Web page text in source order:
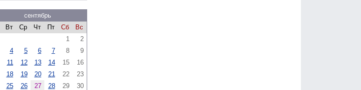
сентябрь
Вт Ср Чт Пт Сб
Вс
1
2
4 5 6 7 8
9
11 12 13 14 15
16
18 19 20 21 22
23
25 26 27 28 29 30